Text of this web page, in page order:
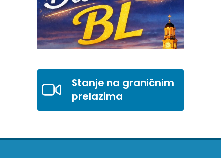
Stanje na graničnim
prelazima